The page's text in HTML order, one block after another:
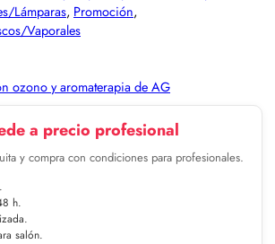
Lámparas, Promoción,
Vaporales
ozono y aromaterapia de AG
a precio profesional
y compra con condiciones para profesionales.
h.
salón.